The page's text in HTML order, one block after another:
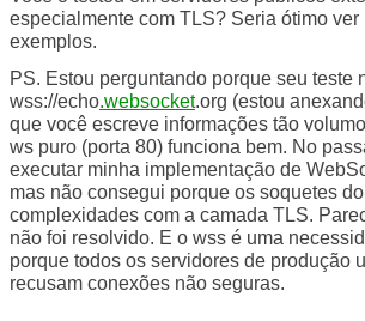
especialmente com TLS? Seria ótimo ver
exemplos.
PS. Estou perguntando porque seu teste
wss://echo.websocket.org (estou
que você escreve informações tão
ws puro (porta 80) funciona bem. No
executar minha implementação de
mas não consegui porque os soquetes
complexidades com a camada TLS.
não foi resolvido. E o wss é uma
porque todos os servidores de produção
recusam conexões não seguras.